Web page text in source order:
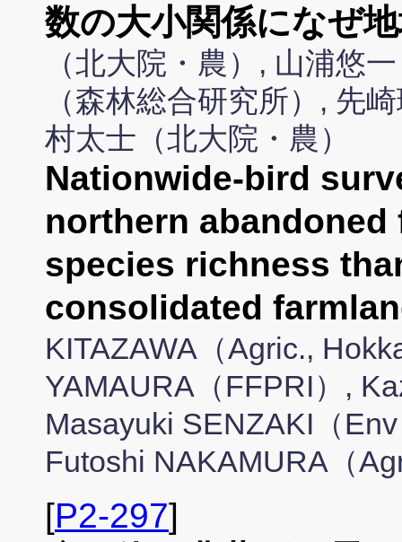
数の大小関係になぜ
（北大院・農）, 山浦悠
（森林総合研究所）, 先
村太士（北大院・農）
Nationwide-bird
northern
species richness
consolidated
KITAZAWA（Agric.,
YAMAURA（FFPRI）,
Masayuki SENZAKI（
Futoshi NAKAMURA（
[P2-297]